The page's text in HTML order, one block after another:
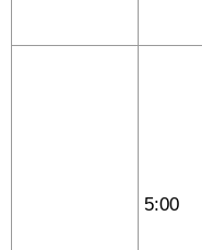
5:00